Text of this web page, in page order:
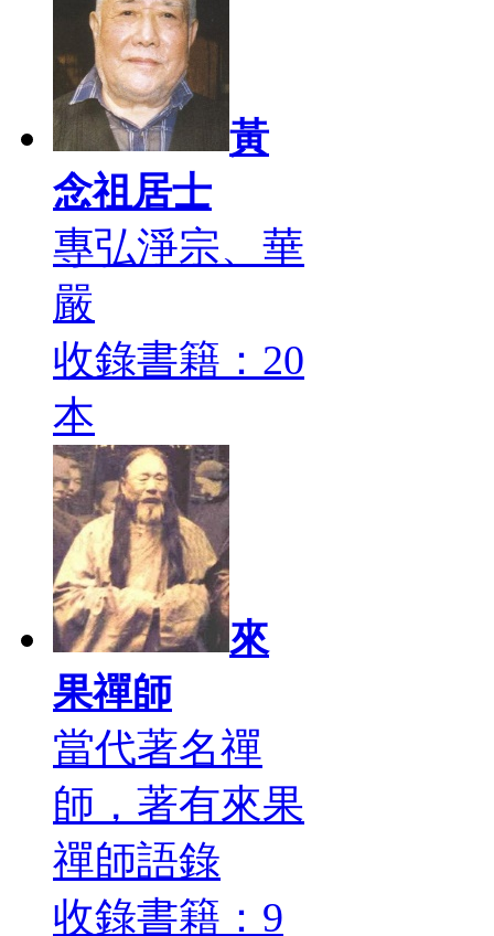
黃
念祖居士
專弘淨宗、華
嚴
收錄書籍：20
本
來
果禪師
當代著名禪
師，著有來果
禪師語錄
收錄書籍：9